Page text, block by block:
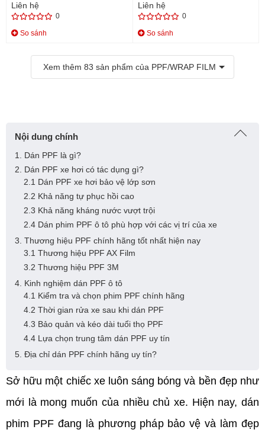
Liên hệ
0
So sánh
Liên hệ
0
So sánh
Xem thêm 83 sản phẩm của PPF/WRAP FILM
Nội dung chính
1. Dán PPF là gì?
2. Dán PPF xe hơi có tác dụng gì?
2.1 Dán PPF xe hơi bảo vệ lớp sơn
2.2 Khả năng tự phục hồi cao
2.3 Khả năng kháng nước vượt trội
2.4 Dán phim PPF ô tô phù hợp với các vị trí của xe
3. Thương hiệu PPF chính hãng tốt nhất hiện nay
3.1 Thương hiệu PPF AX Film
3.2 Thương hiệu PPF 3M
4. Kinh nghiệm dán PPF ô tô
4.1 Kiểm tra và chọn phim PPF chính hãng
4.2 Thời gian rửa xe sau khi dán PPF
4.3 Bảo quản và kéo dài tuổi thọ PPF
4.4 Lựa chọn trung tâm dán PPF uy tín
5. Địa chỉ dán PPF chính hãng uy tín?
Sở hữu một chiếc xe luôn sáng bóng và bền đẹp như
mới là mong muốn của nhiều chủ xe. Hiện nay, dán
phim PPF đang là phương pháp bảo vệ và làm đẹp